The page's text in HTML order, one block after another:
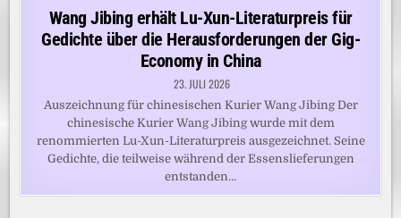
in
Wang Jibing erhält Lu-Xun-Literaturpreis für
Gedichte über die Herausforderungen der Gig-
Economy in China
23. JULI 2026
Auszeichnung für chinesischen Kurier Wang Jibing Der
chinesische Kurier Wang Jibing wurde mit dem
renommierten Lu-Xun-Literaturpreis ausgezeichnet. Seine
Gedichte, die teilweise während der Essenslieferungen
entstanden…